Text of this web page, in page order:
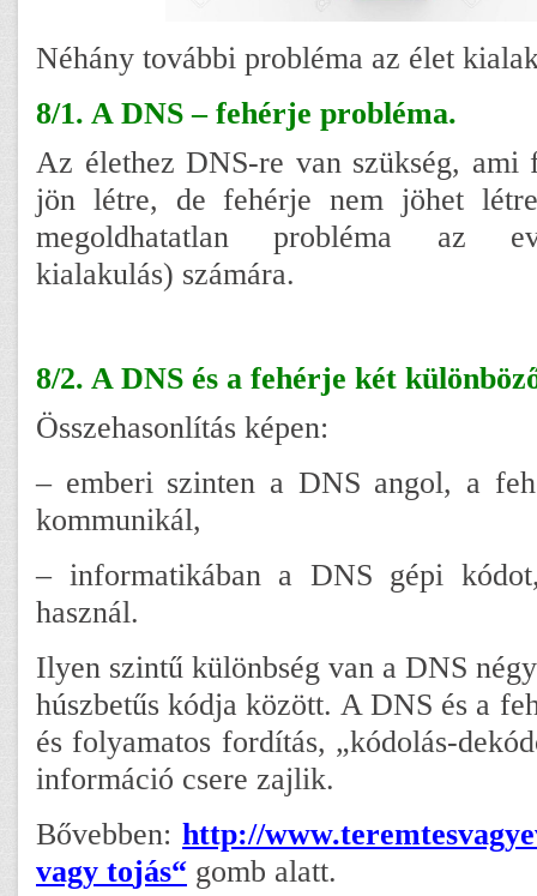
Néhány további probléma az élet
8/1. A DNS – fehérje probléma.
Az élethez DNS-re van szükség, ami
jön létre, de fehérje nem jöhet
megoldhatatlan probléma az
kialakulás) számára.
8/2. A DNS és a fehérje két
Összehasonlítás képen:
– emberi szinten a DNS angol, a
kommunikál,
– informatikában a DNS gépi
használ.
Ilyen szintű különbség van a DNS
húszbetűs kódja között. A DNS és a
és folyamatos fordítás, „kódolás-
információ csere zajlik.
Bővebben: http://
vagy tojás“ gomb alatt.